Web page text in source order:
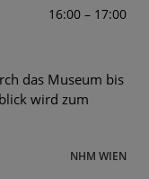
16:00 – 17:00
das Museum bis
wird zum
NHM WIEN